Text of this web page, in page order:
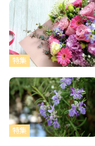
特集
特集